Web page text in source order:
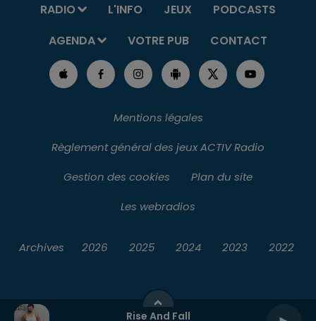
Rise And Fall
RADIO L'INFO JEUX
PODCASTS
AGENDA
VOTRE PUB CONTACT
Mentions légales
Règlement général des jeux ACTIV Radio
Gestion des cookies
Plan du site
Les webradios
Archives 2026 2025 2024 2023 2022